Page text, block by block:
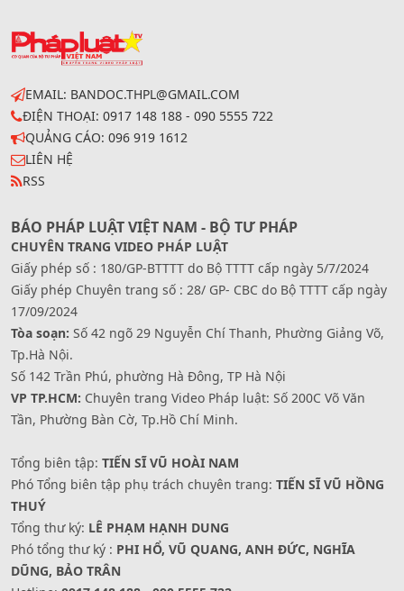
Viện kiểm sát nhân dân trong giai đoạn mới
EMAIL: BANDOC.THPL@GMAIL.COM
ĐIỆN THOẠI: 0917 148 188 - 090 5555 722
QUẢNG CÁO: 096 919 1612
LIÊN HỆ
RSS
BÁO PHÁP LUẬT VIỆT NAM - BỘ TƯ PHÁP
CHUYÊN TRANG VIDEO PHÁP LUẬT
Giấy phép số : 180/GP-BTTTT do Bộ TTTT cấp ngày 5/7/2024
Giấy phép Chuyên trang số : 28/ GP- CBC do Bộ TTTT cấp ngày
17/09/2024
Tòa soạn: Số 42 ngõ 29 Nguyễn Chí Thanh, Phường Giảng Võ,
Tp.Hà Nội.
Số 142 Trần Phú, phường Hà Đông, TP Hà Nội
VP TP.HCM: Chuyên trang Video Pháp luật: Số 200C Võ Văn
Tần, Phường Bàn Cờ, Tp.Hồ Chí Minh.
Tổng biên tập: TIẾN SĨ VŨ HOÀI NAM
Phó Tổng biên tập phụ trách chuyên trang: TIẾN SĨ VŨ HỒNG
THUÝ
Tổng thư ký: LÊ PHẠM HẠNH DUNG
Phó tổng thư ký : PHI HỔ, VŨ QUANG, ANH ĐỨC, NGHĨA
DŨNG, BẢO TRÂN